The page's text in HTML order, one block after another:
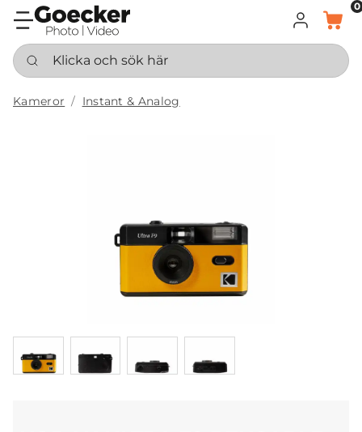
LOGGA IN
KORG
0
Klicka och sök här
Kameror Instant & Analog